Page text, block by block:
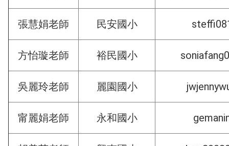
張慧娟老師 民安國小
方怡璇老師 裕民國小
吳麗玲老師 麗園國小
甯麗娟老師 永和國小